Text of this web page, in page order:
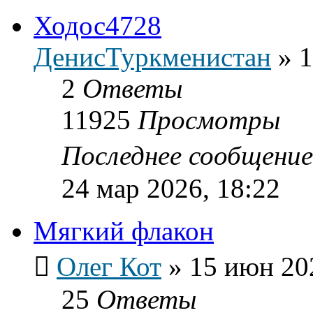
Ходос4728
ДенисТуркменистан »
2 Ответы
11925 Просмотры
Последнее
24 мар 2026, 18:22
Мягкий флакон
Олег Кот » 15 июн
25 Ответы